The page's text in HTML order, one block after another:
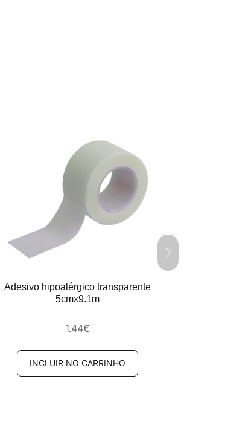
Adesivo hipoalérgico transparente
5cmx9.1m
1.44€
INCLUIR NO CARRINHO